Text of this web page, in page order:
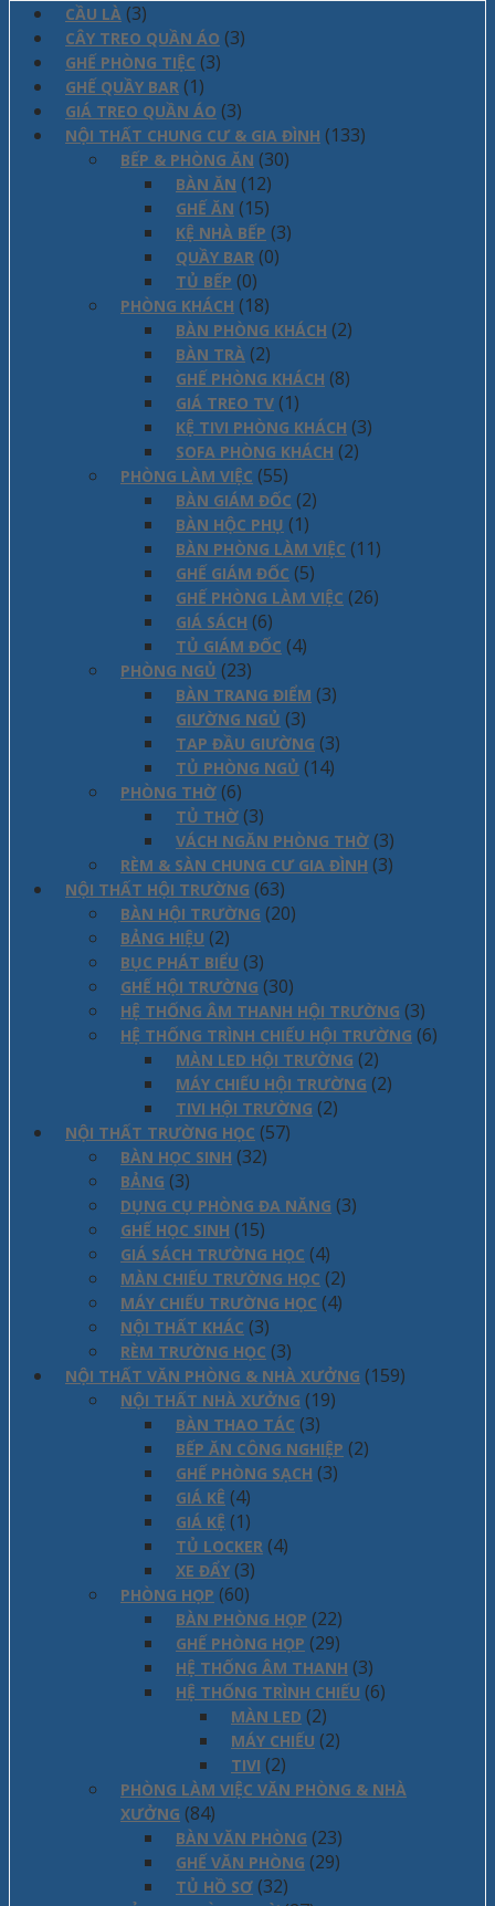
CẦU LÀ (3)
CÂY TREO QUẦN ÁO (3)
GHẾ PHÒNG TIỆC (3)
GHẾ QUẦY BAR (1)
GIÁ TREO QUẦN ÁO (3)
NỘI THẤT CHUNG CƯ & GIA ĐÌNH (133)
BẾP & PHÒNG ĂN (30)
BÀN ĂN (12)
GHẾ ĂN (15)
KỆ NHÀ BẾP (3)
QUẦY BAR (0)
TỦ BẾP (0)
PHÒNG KHÁCH (18)
BÀN PHÒNG KHÁCH (2)
BÀN TRÀ (2)
GHẾ PHÒNG KHÁCH (8)
GIÁ TREO TV (1)
KỆ TIVI PHÒNG KHÁCH (3)
SOFA PHÒNG KHÁCH (2)
PHÒNG LÀM VIỆC (55)
BÀN GIÁM ĐỐC (2)
BÀN HỘC PHỤ (1)
BÀN PHÒNG LÀM VIỆC (11)
GHẾ GIÁM ĐỐC (5)
GHẾ PHÒNG LÀM VIỆC (26)
GIÁ SÁCH (6)
TỦ GIÁM ĐỐC (4)
PHÒNG NGỦ (23)
BÀN TRANG ĐIỂM (3)
GIƯỜNG NGỦ (3)
TAP ĐẦU GIƯỜNG (3)
TỦ PHÒNG NGỦ (14)
PHÒNG THỜ (6)
TỦ THỜ (3)
VÁCH NGĂN PHÒNG THỜ (3)
RÈM & SÀN CHUNG CƯ GIA ĐÌNH (3)
NỘI THẤT HỘI TRƯỜNG (63)
BÀN HỘI TRƯỜNG (20)
BẢNG HIỆU (2)
BỤC PHÁT BIỂU (3)
GHẾ HỘI TRƯỜNG (30)
HỆ THỐNG ÂM THANH HỘI TRƯỜNG (3)
HỆ THỐNG TRÌNH CHIẾU HỘI TRƯỜNG (6)
MÀN LED HỘI TRƯỜNG (2)
MÁY CHIẾU HỘI TRƯỜNG (2)
TIVI HỘI TRƯỜNG (2)
NỘI THẤT TRƯỜNG HỌC (57)
BÀN HỌC SINH (32)
BẢNG (3)
DỤNG CỤ PHÒNG ĐA NĂNG (3)
GHẾ HỌC SINH (15)
GIÁ SÁCH TRƯỜNG HỌC (4)
MÀN CHIẾU TRƯỜNG HỌC (2)
MÁY CHIẾU TRƯỜNG HỌC (4)
NỘI THẤT KHÁC (3)
RÈM TRƯỜNG HỌC (3)
NỘI THẤT VĂN PHÒNG & NHÀ XƯỞNG (159)
NỘI THẤT NHÀ XƯỞNG (19)
BÀN THAO TÁC (3)
BẾP ĂN CÔNG NGHIỆP (2)
GHẾ PHÒNG SẠCH (3)
GIÁ KÊ (4)
GIÁ KỆ (1)
TỦ LOCKER (4)
XE ĐẨY (3)
PHÒNG HỌP (60)
BÀN PHÒNG HỌP (22)
GHẾ PHÒNG HỌP (29)
HỆ THỐNG ÂM THANH (3)
HỆ THỐNG TRÌNH CHIẾU (6)
MÀN LED (2)
MÁY CHIẾU (2)
TIVI (2)
PHÒNG LÀM VIỆC VĂN PHÒNG & NHÀ
XƯỞNG (84)
BÀN VĂN PHÒNG (23)
GHẾ VĂN PHÒNG (29)
TỦ HỒ SƠ (32)